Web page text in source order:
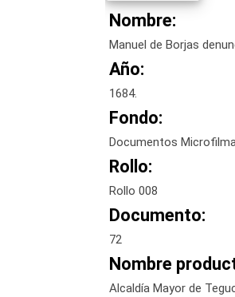
Nombre:
Manuel de Borjas
Año:
1684.
Fondo:
Documentos
Rollo:
Rollo 008
Documento:
72
Nombre
Alcaldía Mayor de